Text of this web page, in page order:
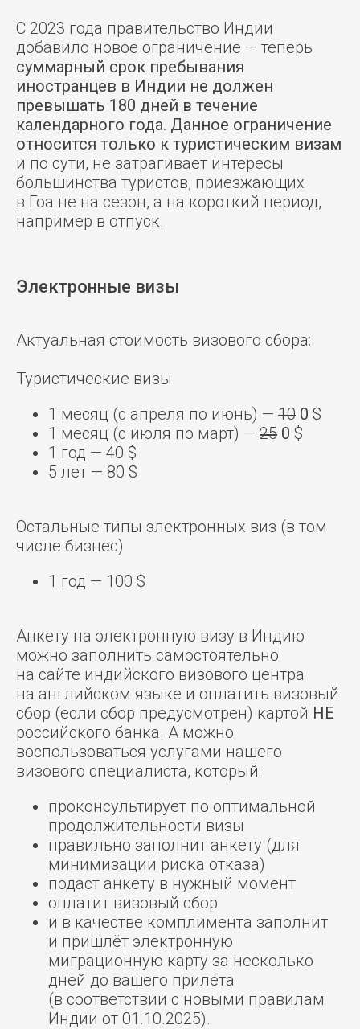
С 2023 года правительство Индии
добавило новое ограничение — теперь
суммарный срок пребывания
иностранцев в Индии не должен
превышать 180 дней в течение
календарного года. Данное ограничение
относится только к туристическим визам
и по сути, не затрагивает интересы
большинства туристов, приезжающих
в Гоа не на сезон, а на короткий период,
например в отпуск.
Электронные визы
Актуальная стоимость визового сбора:
Туристические визы
1 месяц (с апреля по июнь) — 10 0 $
1 месяц (с июля по март) — 25 0 $
1 год — 40 $
5 лет — 80 $
Остальные типы электронных виз (в том
числе бизнес)
1 год — 100 $
Анкету на электронную визу в Индию
можно заполнить самостоятельно
на сайте индийского визового центра
на английском языке и оплатить визовый
сбор (если сбор предусмотрен) картой НЕ
российского банка. А можно
воспользоваться услугами нашего
визового специалиста, который:
проконсультирует по оптимальной
продолжительности визы
правильно заполнит анкету (для
минимизации риска отказа)
подаст анкету в нужный момент
оплатит визовый сбор
и в качестве комплимента заполнит
и пришлёт электронную
миграционную карту за несколько
дней до вашего прилёта
(в соответствии с новыми правилам
Индии от 01.10.2025).